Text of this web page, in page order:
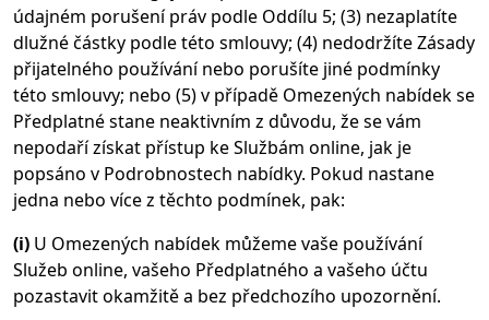
údajném porušení práv podle Oddílu 5; (3) nezaplatíte
dlužné částky podle této smlouvy; (4) nedodržíte Zásady
přijatelného používání nebo porušíte jiné podmínky
této smlouvy; nebo (5) v případě Omezených nabídek se
Předplatné stane neaktivním z důvodu, že se vám
nepodaří získat přístup ke Službám online, jak je
popsáno v Podrobnostech nabídky. Pokud nastane
jedna nebo více z těchto podmínek, pak:
(i) U Omezených nabídek můžeme vaše používání
Služeb online, vašeho Předplatného a vašeho účtu
pozastavit okamžitě a bez předchozího upozornění.